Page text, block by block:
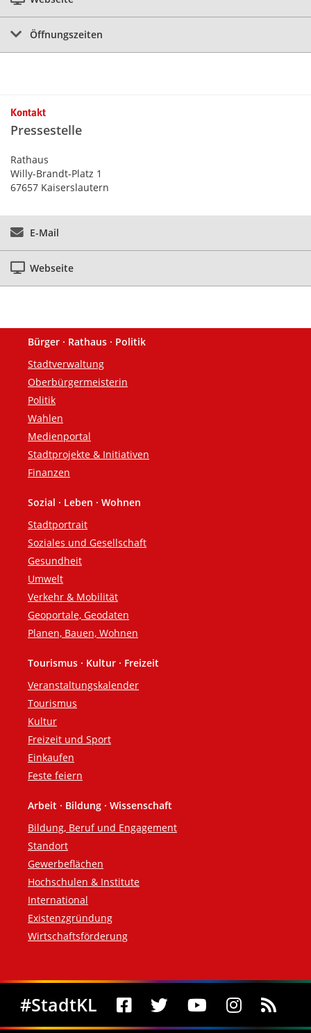
Öffnungszeiten
Kontakt
Pressestelle
Rathaus
Willy-Brandt-Platz 1
67657 Kaiserslautern
E-Mail
Webseite
Fußzeile
Bürger · Rathaus · Politik
Stadtverwaltung
Oberbürgermeisterin
Politik
Wahlen
Medienportal
Stadtprojekte & Initiativen
Finanzen
Sozial · Leben · Wohnen
Stadtportrait
Soziales und Gesellschaft
Gesundheit
Umwelt
Verkehr & Mobilität
Geoportale, Geodaten
Planen, Bauen, Wohnen
Tourismus · Kultur · Freizeit
Veranstaltungskalender
Tourismus
Kultur
Freizeit und Sport
Einkaufen
Feste feiern
Arbeit · Bildung · Wissenschaft
Bildung, Beruf und Engagement
Standort
Gewerbeflächen
Hochschulen & Institute
International
Existenzgründung
Wirtschaftsförderung
Social Media
#StadtKL